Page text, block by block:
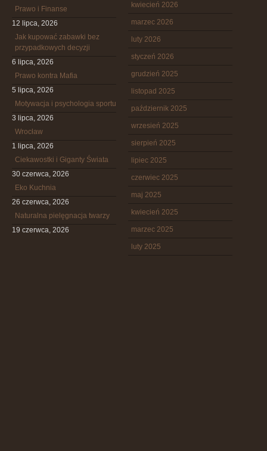
Prawo i Finanse
12 lipca, 2026
Jak kupować zabawki bez
przypadkowych decyzji
6 lipca, 2026
Prawo kontra Mafia
5 lipca, 2026
Motywacja i psychologia sportu
3 lipca, 2026
Wrocław
1 lipca, 2026
Ciekawostki i Giganty Świata
30 czerwca, 2026
Eko Kuchnia
26 czerwca, 2026
Naturalna pielęgnacja twarzy
19 czerwca, 2026
kwiecień 2026
marzec 2026
luty 2026
styczeń 2026
grudzień 2025
listopad 2025
październik 2025
wrzesień 2025
sierpień 2025
lipiec 2025
czerwiec 2025
maj 2025
kwiecień 2025
marzec 2025
luty 2025